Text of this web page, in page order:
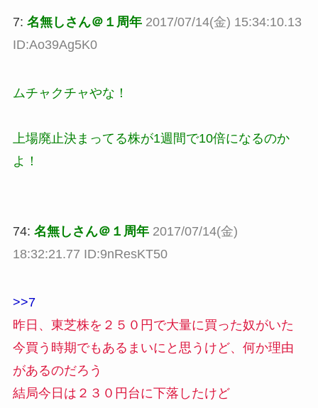
7: 名無しさん＠１周年 2017/07/14(金) 15:34:10.13
ID:Ao39Ag5K0
ムチャクチャやな！
上場廃止決まってる株が1週間で10倍になるのか
よ！
74: 名無しさん＠１周年 2017/07/14(金)
18:32:21.77 ID:9nResKT50
>>7
昨日、東芝株を２５０円で大量に買った奴がいた
今買う時期でもあるまいにと思うけど、何か理由
があるのだろう
結局今日は２３０円台に下落したけど